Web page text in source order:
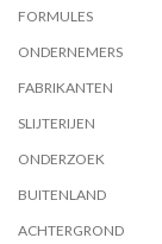
FORMULES
ONDERNEMERS
FABRIKANTEN
SLIJTERIJEN
ONDERZOEK
BUITENLAND
ACHTERGROND